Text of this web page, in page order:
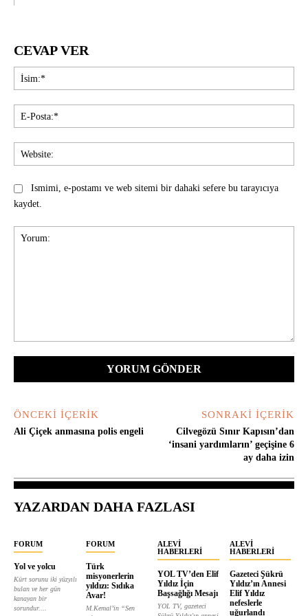
CEVAP VER
Ismimi, e-postamı ve web sitemi bir dahaki sefere bu tarayıcıya
kaydet.
ÖNCEKI İÇERIK
Ali Çiçek anmasına polis engeli
SONRAKI İÇERIK
Cilvegözü Sınır Kapısın’dan
‘insani yardımların’ geçişine 6
ay daha izin
YAZARDAN DAHA FAZLASI
FORUM
Yol ve yolcu
Kürt sorunu iki yüzyılı
bulan ve her gün
kanayan bir
sorundur....
FORUM
Türk
misyonerlerin
yıldızı: Sıdıka
Avar!
M.Kemal’in “Sen
ALEVI
HABERLERI
YOL TV’den Elif
Yıldız İçin
Başsağlığı Mesajı
YOL TV, gazeteci
ALEVI
HABERLERI
Gazeteci Şükrü
Yıldız’ın Annesi
Elif Yıldız
nefeslerle
uğurlandı